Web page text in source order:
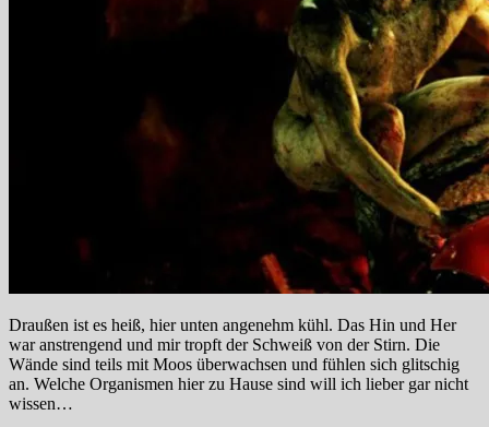
Draußen ist es heiß, hier unten angenehm kühl. Das Hin und Her
war anstrengend und mir tropft der Schweiß von der Stirn. Die
Wände sind teils mit Moos überwachsen und fühlen sich glitschig
an. Welche Organismen hier zu Hause sind will ich lieber gar nicht
wissen…